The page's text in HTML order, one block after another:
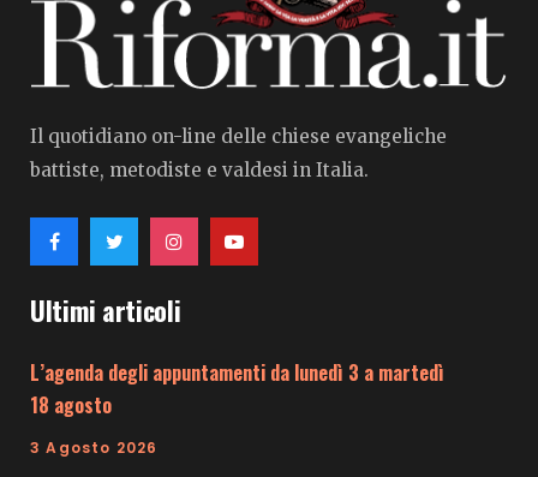
Il quotidiano on-line delle chiese evangeliche
battiste, metodiste e valdesi in Italia.
Ultimi articoli
L’agenda degli appuntamenti da lunedì 3 a martedì
18 agosto
3 Agosto 2026